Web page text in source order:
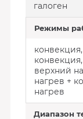
галоген
Режимы
верхний
нагрев +
нагрев
Диапазон